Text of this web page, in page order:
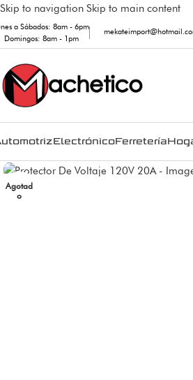
Skip to navigation Skip to main content
a Sábados: 8am - 6pm
Domingos: 8am - 1pm
ElectrónicoFerretería
Agotad
o